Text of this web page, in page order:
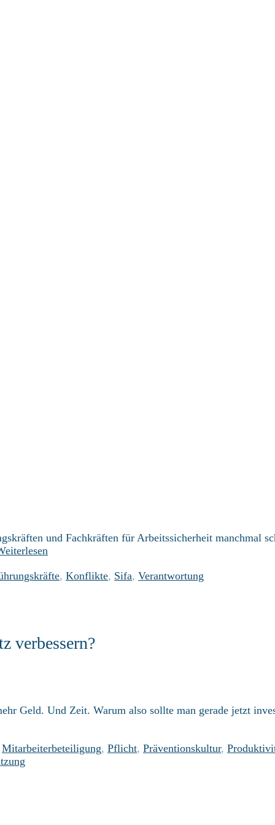
und Fachkräften für Arbeitssicherheit manchmal
, Konflikte, Sifa, Verantwortung
verbessern?
Geld. Und Zeit. Warum also sollte man gerade jetzt
Mitarbeiterbeteiligung, Pflicht, Präventionskultur,